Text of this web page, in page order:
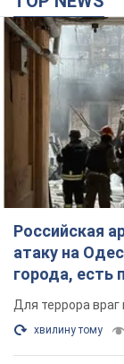
Российская
атаку на
города, есть
Для террора
хвилину тому